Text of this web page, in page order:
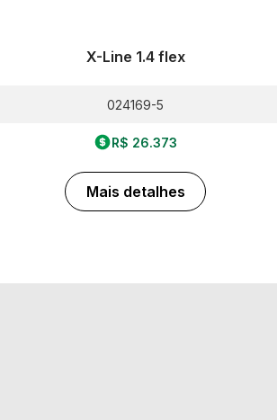
X-Line 1.4 flex
024169-5
R$ 26.373
Mais detalhes